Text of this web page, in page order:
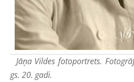
Jāņa Vildes fotoportrets.
gs. 20. gadi.